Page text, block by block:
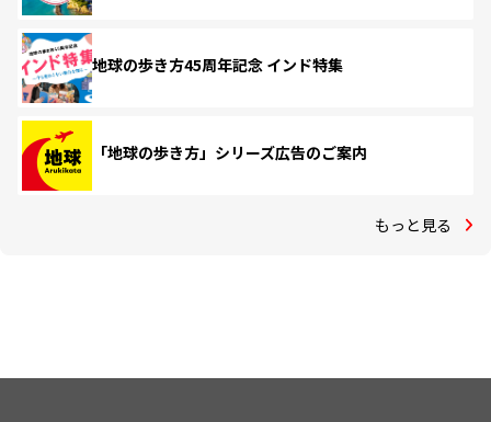
地球の歩き方45周年記念 インド特集
「地球の歩き方」シリーズ広告のご案内
もっと見る